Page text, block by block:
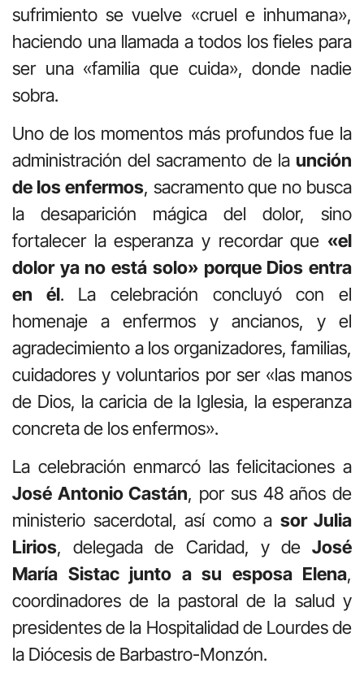
sufrimiento se vuelve «cruel e inhumana»,
haciendo una llamada a todos los fieles para
ser una «familia que cuida», donde nadie
sobra.
Uno de los momentos más profundos fue la
administración del sacramento de la unción
de los enfermos, sacramento que no busca
la desaparición mágica del dolor, sino
fortalecer la esperanza y recordar que «el
dolor ya no está solo» porque Dios entra
en él. La celebración concluyó con el
homenaje a enfermos y ancianos, y el
agradecimiento a los organizadores, familias,
cuidadores y voluntarios por ser «las manos
de Dios, la caricia de la Iglesia, la esperanza
concreta de los enfermos».
La celebración enmarcó las felicitaciones a
José Antonio Castán, por sus 48 años de
ministerio sacerdotal, así como a sor Julia
Lirios, delegada de Caridad, y de José
María Sistac junto a su esposa Elena,
coordinadores de la pastoral de la salud y
presidentes de la Hospitalidad de Lourdes de
la Diócesis de Barbastro-Monzón.